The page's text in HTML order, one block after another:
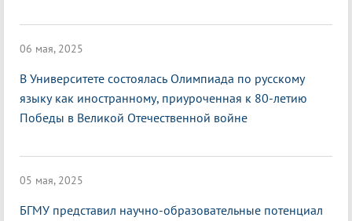
06 мая, 2025
В Университете состоялась Олимпиада по русскому
языку как иностранному, приуроченная к 80-летию
Победы в Великой Отечественной войне
05 мая, 2025
БГМУ представил научно-образовательные потенциал